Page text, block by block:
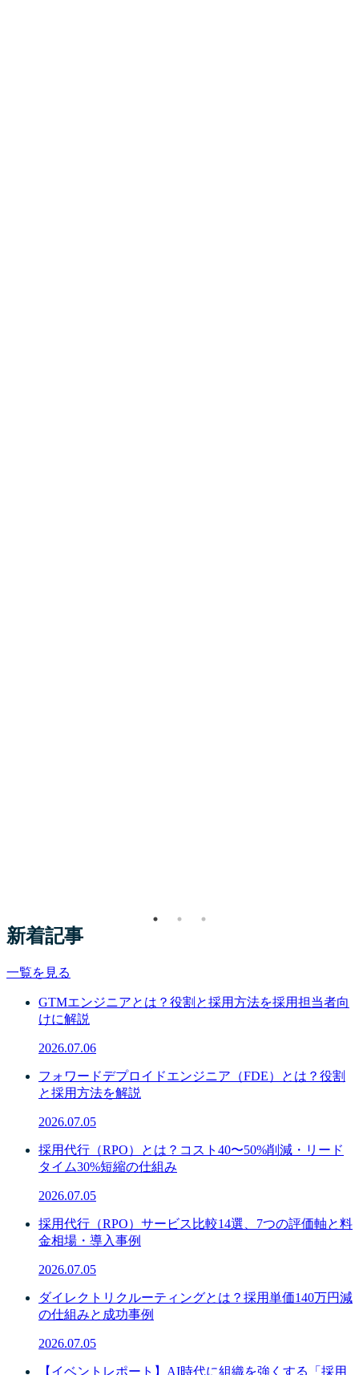
新着記事
一覧を見る
GTMエンジニアとは？役割と採用方法を採用担当者向
けに解説
2026.07.06
フォワードデプロイドエンジニア（FDE）とは？役割
と採用方法を解説
2026.07.05
採用代行（RPO）とは？コスト40〜50%削減・リード
タイム30%短縮の仕組み
2026.07.05
採用代行（RPO）サービス比較14選、7つの評価軸と料
金相場・導入事例
2026.07.05
ダイレクトリクルーティングとは？採用単価140万円減
の仕組みと成功事例
2026.07.05
【イベントレポート】AI時代に組織を強くする「採用